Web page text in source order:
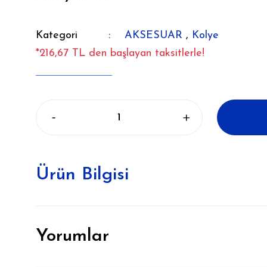
Kategori AKSESUAR , Kolye
*216,67 TL den başlayan taksitlerle!
Ürün Bilgisi
Yorumlar